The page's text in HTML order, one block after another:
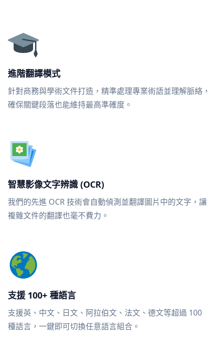
進階翻譯模式
針對商務與學術文件打造，精準處理專業術語並理解脈絡，
確保關鍵段落也能維持最高準確度。
智慧影像文字辨識 (OCR)
我們的先進 OCR 技術會自動偵測並翻譯圖片中的文字，讓
複雜文件的翻譯也毫不費力。
支援 100+ 種語言
支援英、中文、日文、阿拉伯文、法文、德文等超過 100
種語言，一鍵即可切換任意語言組合。